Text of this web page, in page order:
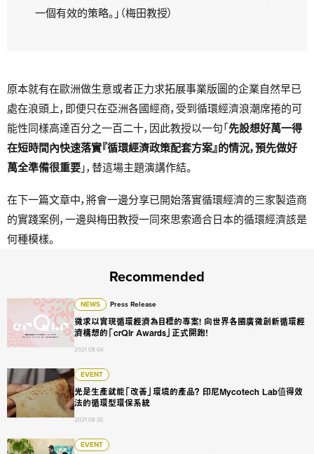
一個有效的策略。」（梅田教授）
原本就有在歐洲做生意或者正力求拓展事業版圖的企業自然早已
處在浪頭上，即便只在亞洲各國經商，受到循環經濟浪潮席捲的可
能性同樣高達百分之一百二十，因此教授以一句「 先設想好萬一得
在短時間內快速落實『循環經濟政策配套方案』的情況，預先做好
萬全準備很重要 」，替這場主題演講作結。
在下一篇文章中，將會一邊分享已開始落實循環經濟的三家製造商
的實踐案例，一邊與梅田教授一同來思索適合日本的循環經濟該是
何種模樣。
Recommended
NEWS Press Release
徵求以實現循環經濟為目標的專案! 向世界各國廣徵創新循環經
濟構想的「crQlr Awards」正式開跑！
2021.08.04
徵求以實現循環經濟為目標的專案! 向世界各國廣徵創新循環
EVENT
光是生產就能「改善」環境的產品？ 印尼Mycotech Lab值得效
法的循環型環保系統
2021.08.30
光是生產就能「改善」環境的產品？ 印尼Mycotech Lab值得效
EVENT
製造業該如何在循環經濟時代存活下來？